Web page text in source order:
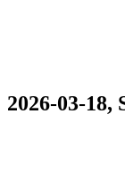
2026-03-18,